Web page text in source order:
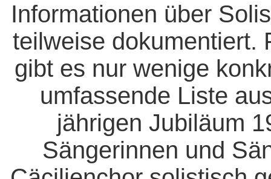
Informationen über
teilweise dokumentiert.
gibt es nur wenige
umfassende Liste
jährigen Jubiläum
Sängerinnen und